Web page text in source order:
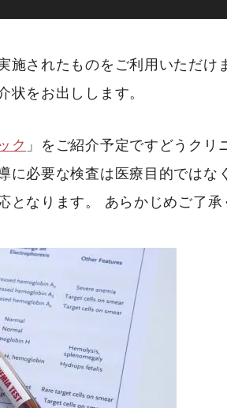
施されたものをご利用いただけ
状をお出しします。
ク 」をご紹介予定ですどうクリ
に必要な検査は医療目的ではな
なります。 あらかじめご了承